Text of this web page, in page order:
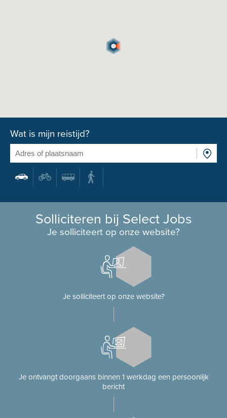
Wat is mijn reistijd?
Solliciteren bij Select Jobs
Je solliciteert op onze website?
Je solliciteert op onze website?
Je ontvangt doorgaans binnen 1 werkdag een persoonlijk
bericht